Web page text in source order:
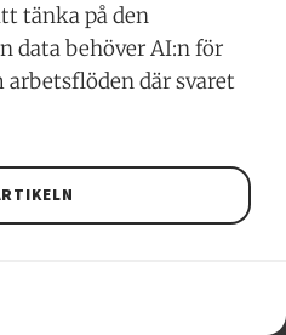
tänka på den
data behöver AI:n för
arbetsflöden där svaret